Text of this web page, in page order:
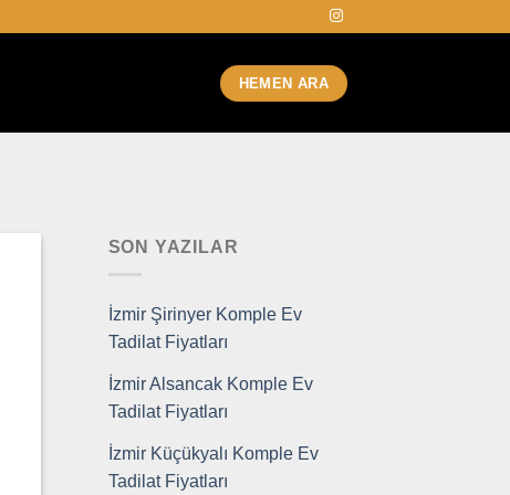
HEMEN ARA
SON YAZILAR
İzmir Şirinyer Komple Ev
Tadilat Fiyatları
İzmir Alsancak Komple Ev
Tadilat Fiyatları
İzmir Küçükyalı Komple Ev
Tadilat Fiyatları